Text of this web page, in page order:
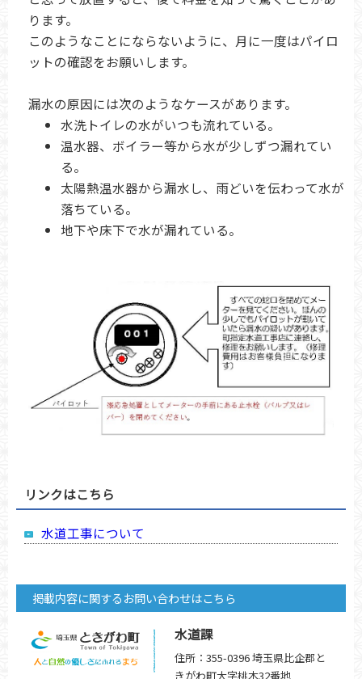
ります。
このようなことにならないように、月に一度はパイロ
ットの確認をお願いします。
漏水の原因には次のようなケースがあります。
水洗トイレの水がいつも流れている。
温水器、ボイラー等から水が少しずつ漏れてい
る。
太陽熱温水器から漏水し、雨どいを伝わって水が
落ちている。
地下や床下で水が漏れている。
リンクはこちら
水道工事について
掲載内容に関するお問い合わせはこちら
水道課
住所：355-0396 埼玉県比企郡と
きがわ町大字桃木32番地